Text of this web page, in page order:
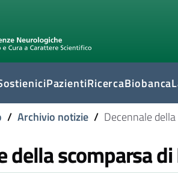
PazientiRicercaBiobanca
/ Archivio notizie / Decennale
della scomparsa